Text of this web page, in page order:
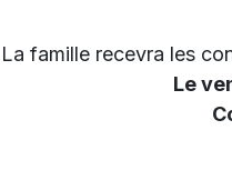
La famille recevra les
Le